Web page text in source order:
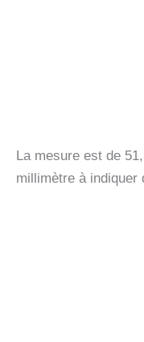
La mesure est de
millimètre à indiquer